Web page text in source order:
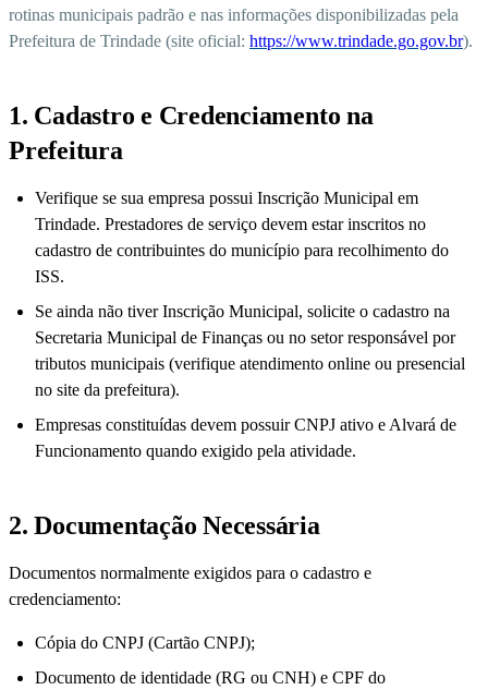
rotinas municipais padrão e nas informações disponibilizadas pela
Prefeitura de Trindade (site oficial: https://www.trindade.go.gov.br).
1. Cadastro e Credenciamento na
Prefeitura
Verifique se sua empresa possui Inscrição Municipal em
Trindade. Prestadores de serviço devem estar inscritos no
cadastro de contribuintes do município para recolhimento do
ISS.
Se ainda não tiver Inscrição Municipal, solicite o cadastro na
Secretaria Municipal de Finanças ou no setor responsável por
tributos municipais (verifique atendimento online ou presencial
no site da prefeitura).
Empresas constituídas devem possuir CNPJ ativo e Alvará de
Funcionamento quando exigido pela atividade.
2. Documentação Necessária
Documentos normalmente exigidos para o cadastro e
credenciamento:
Cópia do CNPJ (Cartão CNPJ);
Documento de identidade (RG ou CNH) e CPF do